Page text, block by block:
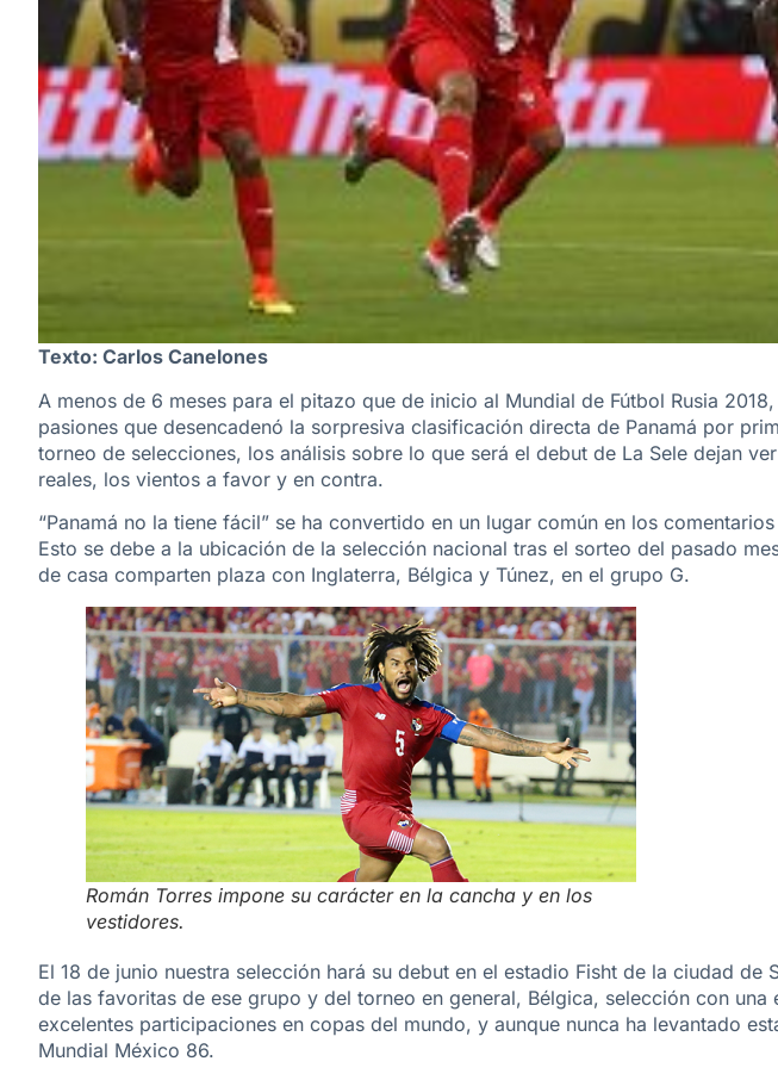
Texto: Carlos Canelones
A menos de 6 meses para el pitazo que de inicio al Mundial de Fútbol Rusia
pasiones que desencadenó la sorpresiva clasificación directa de Panamá por
torneo de selecciones, los análisis sobre lo que será el debut de La Sele dejan
reales, los vientos a favor y en contra.
“Panamá no la tiene fácil” se ha convertido en un lugar común en los
Esto se debe a la ubicación de la selección nacional tras el sorteo del pasado
de casa comparten plaza con Inglaterra, Bélgica y Túnez, en el grupo G.
Román Torres impone su carácter en la cancha y en los
vestidores.
El 18 de junio nuestra selección hará su debut en el estadio Fisht de la ciudad de
de las favoritas de ese grupo y del torneo en general, Bélgica, selección con una
excelentes participaciones en copas del mundo, y aunque nunca ha levantado
Mundial México 86.